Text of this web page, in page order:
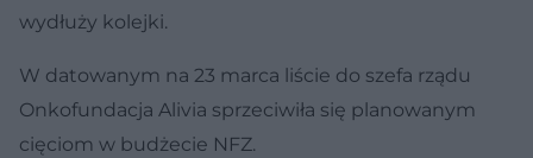
wydłuży kolejki.
W datowanym na 23 marca liście do szefa rządu
Onkofundacja Alivia sprzeciwiła się planowanym
cięciom w budżecie NFZ.